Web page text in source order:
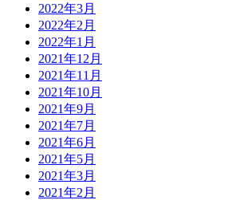
2022年3月
2022年2月
2022年1月
2021年12月
2021年11月
2021年10月
2021年9月
2021年7月
2021年6月
2021年5月
2021年3月
2021年2月